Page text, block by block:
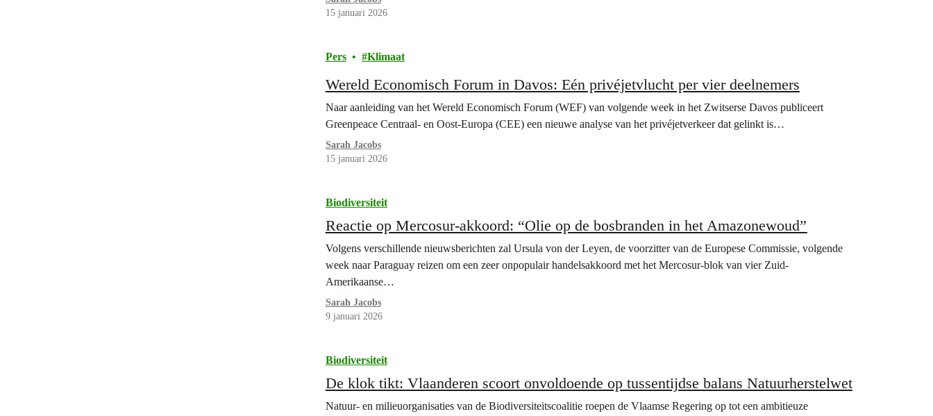
15 januari 2026
Pers Klimaat
Wereld Economisch Forum in Davos: Eén privéjetvlucht per vier deelnemers
Naar aanleiding van het Wereld Economisch Forum (WEF) van volgende week in het Zwitserse Davos publiceert
Greenpeace Centraal- en Oost-Europa (CEE) een nieuwe analyse van het privéjetverkeer dat gelinkt is…
Sarah Jacobs
15 januari 2026
Biodiversiteit
Reactie op Mercosur-akkoord: “Olie op de bosbranden in het Amazonewoud”
Volgens verschillende nieuwsberichten zal Ursula von der Leyen, de voorzitter van de Europese Commissie, volgende
week naar Paraguay reizen om een zeer onpopulair handelsakkoord met het Mercosur-blok van vier Zuid-
Amerikaanse…
Sarah Jacobs
9 januari 2026
Biodiversiteit
De klok tikt: Vlaanderen scoort onvoldoende op tussentijdse balans Natuurherstelwet
Natuur- en milieuorganisaties van de Biodiversiteitscoalitie roepen de Vlaamse Regering op tot een ambitieuze